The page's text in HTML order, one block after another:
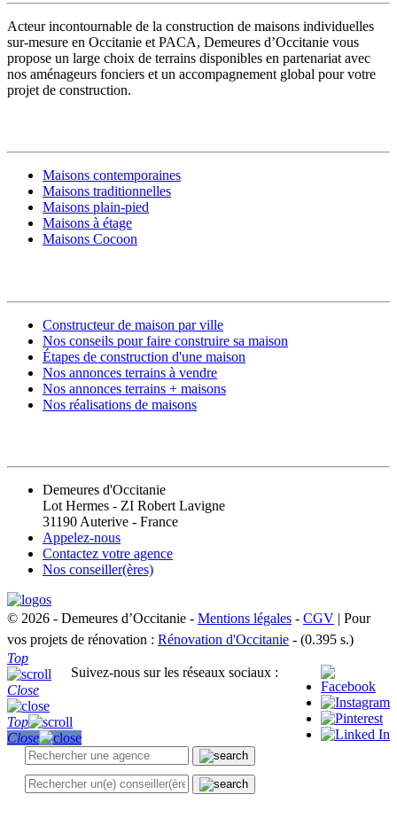
Acteur incontournable de la construction de maisons individuelles
sur-mesure en Occitanie et PACA, Demeures d’Occitanie vous
propose un large choix de terrains disponibles en partenariat avec
nos aménageurs fonciers et un accompagnement global pour votre
projet de construction.
Maisons contemporaines
Maisons traditionnelles
Maisons plain-pied
Maisons à étage
Maisons Cocoon
Constructeur de maison par ville
Nos conseils pour faire construire sa maison
Étapes de construction d'une maison
Nos annonces terrains à vendre
Nos annonces terrains + maisons
Nos réalisations de maisons
Demeures d'Occitanie
Lot Hermes - ZI Robert Lavigne
31190 Auterive - France
Appelez-nous
Contactez votre agence
Nos conseiller(ères)
© 2026 - Demeures d’Occitanie - Mentions légales - CGV | Pour
vos projets de rénovation : Rénovation d'Occitanie - (0.395 s.)
Suivez-nous sur les réseaux sociaux :
Top
Close
Top
Close